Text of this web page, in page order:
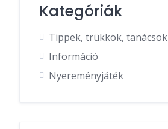
Kategóriák
Tippek, trükkök, tanácsok
Információ
Nyereményjáték